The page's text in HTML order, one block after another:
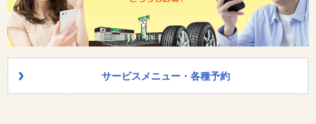
サービスメニュー・各種予約